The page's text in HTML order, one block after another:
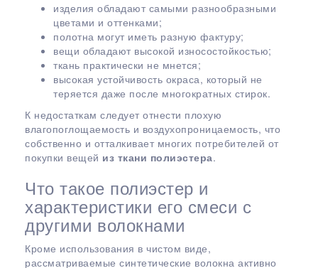
изделия обладают самыми разнообразными
цветами и оттенками;
полотна могут иметь разную фактуру;
вещи обладают высокой износостойкостью;
ткань практически не мнется;
высокая устойчивость окраса, который не
теряется даже после многократных стирок.
К недостаткам следует отнести плохую
влагопоглощаемость и воздухопроницаемость, что
собственно и отталкивает многих потребителей от
покупки вещей из ткани полиэстера.
Что такое полиэстер и
характеристики его смеси с
другими волокнами
Кроме использования в чистом виде,
рассматриваемые синтетические волокна активно